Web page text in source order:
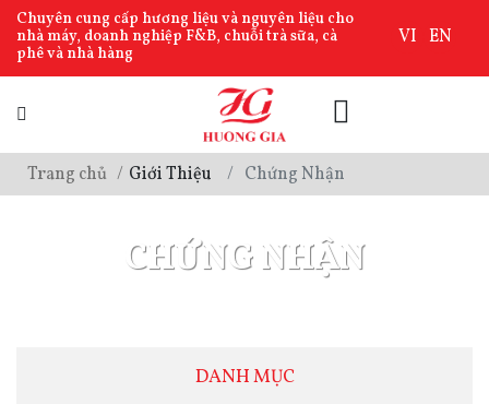
Chuyên cung cấp hương liệu và nguyên liệu cho
nhà máy, doanh nghiệp F&B, chuỗi trà sữa, cà
phê và nhà hàng
VI EN
Trang chủ Giới Thiệu Chứng Nhận
CHỨNG NHẬN
DANH MỤC